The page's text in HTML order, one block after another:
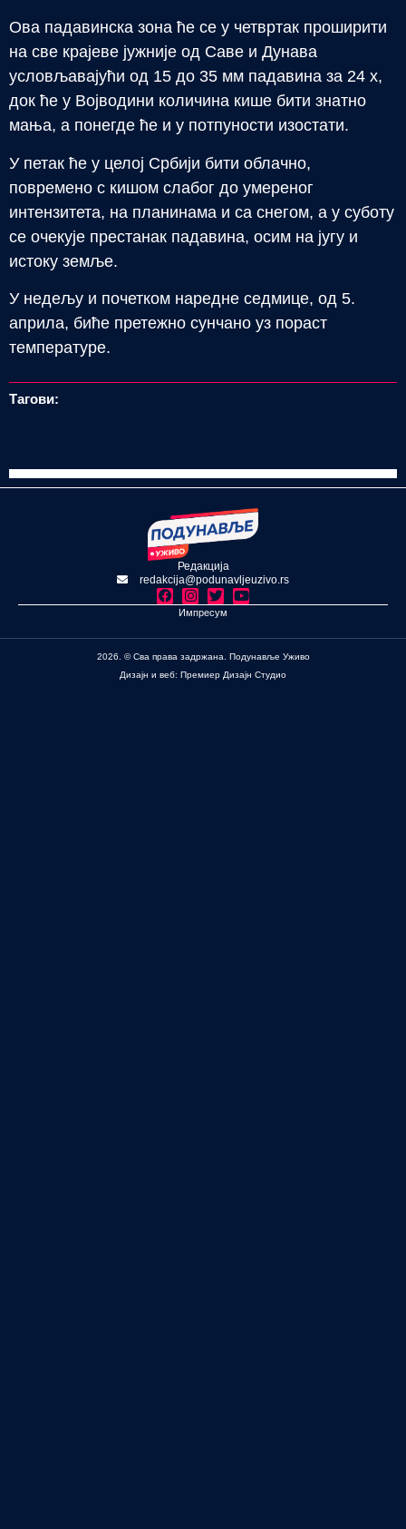
Ова падавинска зона ће се у четвртак проширити
на све крајеве јужније од Саве и Дунава
условљавајући од 15 до 35 мм падавина за 24 х,
док ће у Војводини количина кише бити знатно
мања, а понегде ће и у потпуности изостати.
У петак ће у целој Србији бити облачно,
повремено с кишом слабог до умереног
интензитета, на планинама и са снегом, а у суботу
се очекује престанак падавина, осим на југу и
истоку земље.
У недељу и почетком наредне седмице, од 5.
априла, биће претежно сунчано уз пораст
температуре.
Тагови:
Редакција
redakcija@podunavljeuzivo.rs
Импресум
2026. © Сва права задржана. Подунавље Уживо
Дизајн и веб: Премиер Дизајн Студио